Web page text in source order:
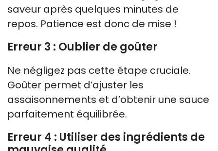
saveur après quelques minutes de
repos. Patience est donc de mise !
Erreur 3 : Oublier de goûter
Ne négligez pas cette étape cruciale.
Goûter permet d’ajuster les
assaisonnements et d’obtenir une sauce
parfaitement équilibrée.
Erreur 4 : Utiliser des ingrédients de